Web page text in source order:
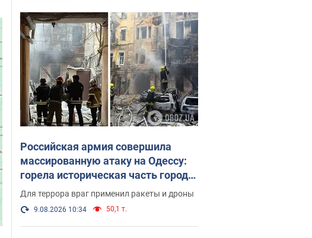
Российская армия совершила
массированную атаку на Одессу:
горела историческая часть города,
есть пострадавшие. Фото и видео
Для террора враг применил ракеты и дроны
9.08.2026 10:34 50,1 т.